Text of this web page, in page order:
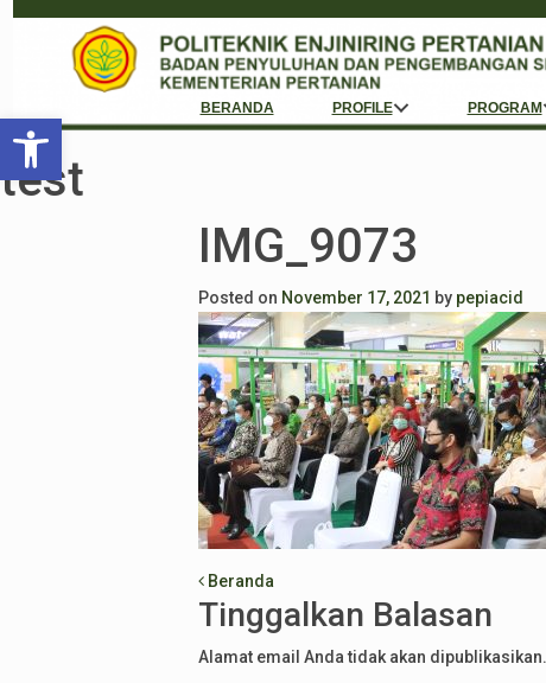
Open toolbarBERANDA PROFILE PROGRAM
test
IMG_9073
Posted on November 17, 2021 by pepiacid
Post navigation
Beranda
Tinggalkan Balasan
Alamat email Anda tidak akan dipublikasikan.